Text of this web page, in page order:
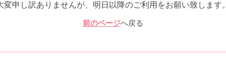
変申し訳ありませんが、明日以降のご利用をお願い致します
前のページへ戻る